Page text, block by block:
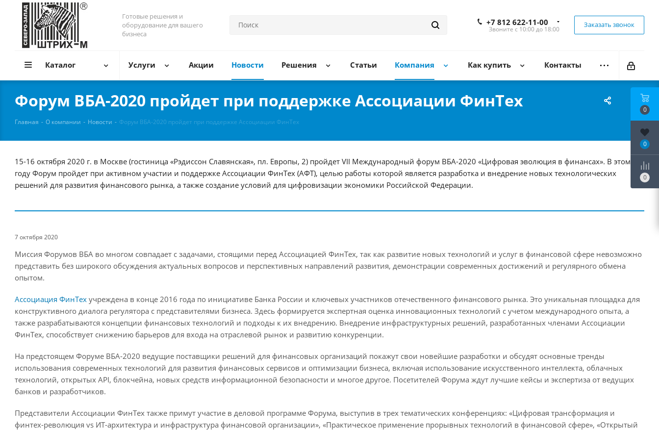
Готовые решения и
оборудование для вашего
бизнеса
+7 812 622-11-00
Звоните с 10:00 до 18:00
Заказать звонок
Каталог Услуги Акции Новости Решения Статьи Компания Как купить Контакты
Форум ВБА-2020 пройдет при поддержке Ассоциации ФинТех
Главная - О компании - Новости - Форум ВБА-2020 пройдет при поддержке Ассоциации ФинТех
15-16 октября 2020 г. в Москве (гостиница «Рэдиссон Славянская», пл. Европы, 2) пройдет VII Международный форум ВБА-2020 «Цифровая эволюция в финансах». В этом
году Форум пройдет при активном участии и поддержке Ассоциации ФинТех (АФТ), целью работы которой является разработка и внедрение новых технологических
решений для развития финансового рынка, а также создание условий для цифровизации экономики Российской Федерации.
7 октября 2020
Миссия Форумов ВБА во многом совпадает с задачами, стоящими перед Ассоциацией ФинТех, так как развитие новых технологий и услуг в финансовой сфере невозможно
представить без широкого обсуждения актуальных вопросов и перспективных направлений развития, демонстрации современных достижений и регулярного обмена
опытом.
Ассоциация ФинТех учреждена в конце 2016 года по инициативе Банка России и ключевых участников отечественного финансового рынка. Это уникальная площадка для
конструктивного диалога регулятора с представителями бизнеса. Здесь формируется экспертная оценка инновационных технологий с учетом международного опыта, а
также разрабатываются концепции финансовых технологий и подходы к их внедрению. Внедрение инфраструктурных решений, разработанных членами Ассоциации
ФинТех, способствует снижению барьеров для входа на отраслевой рынок и развитию конкуренции.
На предстоящем Форуме ВБА-2020 ведущие поставщики решений для финансовых организаций покажут свои новейшие разработки и обсудят основные тренды
использования современных технологий для развития финансовых сервисов и оптимизации бизнеса, включая использование искусственного интеллекта, облачных
технологий, открытых API, блокчейна, новых средств информационной безопасности и многое другое. Посетителей Форума ждут лучшие кейсы и экспертиза от ведущих
банков и разработчиков.
Представители Ассоциации ФинТех также примут участие в деловой программе Форума, выступив в трех тематических конференциях: «Цифровая трансформация и
финтех-революция vs ИТ-архитектура и инфраструктура финансовой организации», «Практическое применение прорывных технологий в финансовой сфере», «Открытый
0
0
0